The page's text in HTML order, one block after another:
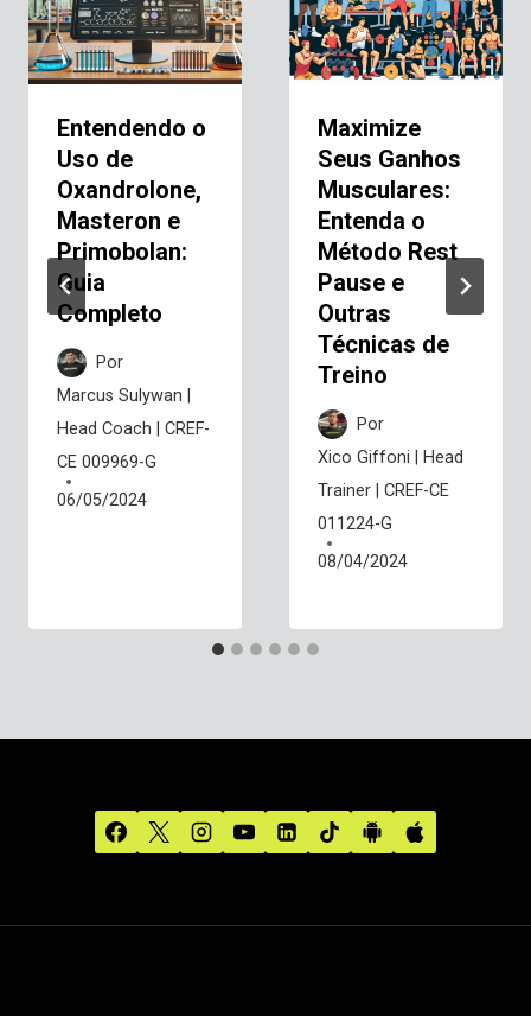
Entendendo o
Uso de
Oxandrolone,
Masteron e
Primobolan:
Guia
Completo
Por
Marcus Sulywan |
Head Coach | CREF-
CE 009969-G
06/05/2024
Maximize
Seus Ganhos
Musculares:
Entenda o
Método Rest
Pause e
Outras
Técnicas de
Treino
Por
Xico Giffoni | Head
Trainer | CREF-CE
011224-G
08/04/2024